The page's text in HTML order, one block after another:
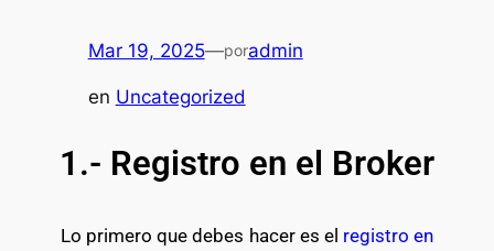
Mar 19, 2025—poradmin
en Uncategorized
1.- Registro en el Broker
Lo primero que debes hacer es el registro en